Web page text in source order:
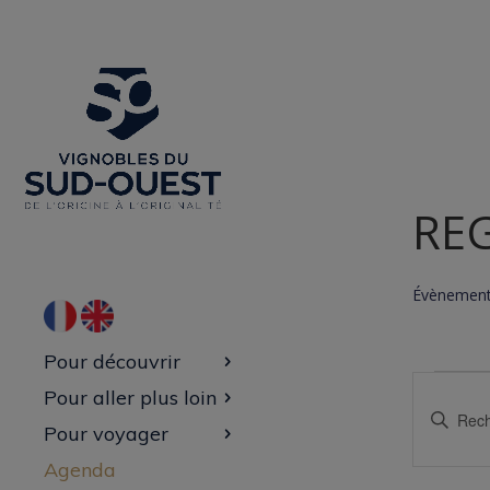
Pour découvrir
Pour aller plus loin
Pour voyager
Agenda
et
Saisir
mot-